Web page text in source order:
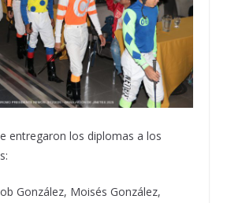
entregaron los diplomas a los
González, Moisés González,